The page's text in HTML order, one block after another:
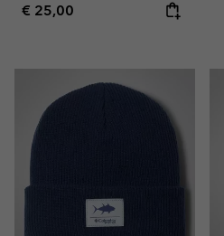
Regular price:
€ 25,00